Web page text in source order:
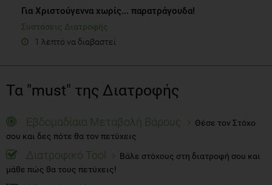
Για Χριστούγεννα χωρίς... παρατράγουδα!
Συστάσεις Διατροφής
1 λεπτό να διαβαστεί
Τα "must" της Διατροφής
Εβδομαδίαια Μεταβολή Βάρους
Θέσε τον Στόχο
σου και δες πότε θα τον πετύχεις
Διατροφικό Tool
Βάλε στόχους στη διατροφή σου και
μάθε πώς θα τους πετύχεις!